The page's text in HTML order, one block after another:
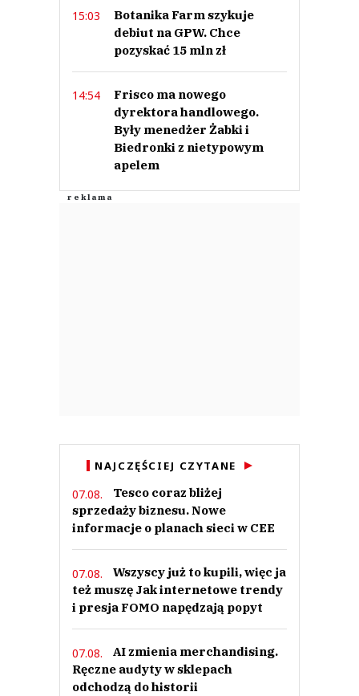
15:03
Botanika Farm szykuje
debiut na GPW. Chce
pozyskać 15 mln zł
14:54
Frisco ma nowego
dyrektora handlowego.
Były menedżer Żabki i
Biedronki z nietypowym
apelem
NAJCZĘŚCIEJ CZYTANE
07.08.
Tesco coraz bliżej
sprzedaży biznesu. Nowe
informacje o planach sieci w CEE
07.08.
Wszyscy już to kupili, więc ja
też muszę Jak internetowe trendy
i presja FOMO napędzają popyt
07.08.
AI zmienia merchandising.
Ręczne audyty w sklepach
odchodzą do historii